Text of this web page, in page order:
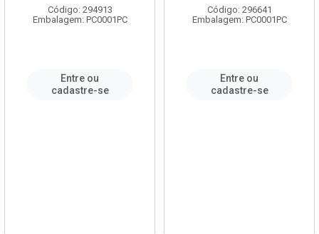
Código: 294913
Embalagem: PC0001PC
Entre ou
cadastre-se
Código: 296641
Embalagem: PC0001PC
Entre ou
cadastre-se